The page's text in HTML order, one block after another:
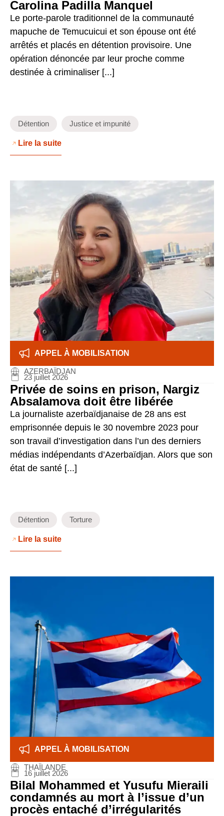
Carolina Padilla Manquel
Le porte-parole traditionnel de la communauté
mapuche de Temucuicui et son épouse ont été
arrêtés et placés en détention provisoire. Une
opération dénoncée par leur proche comme
destinée à criminaliser [...]
Détention Justice et impunité
Lire la suite
APPEL À MOBILISATION
AZERBAÏDJAN
23 juillet 2026
Privée de soins en prison, Nargiz
Absalamova doit être libérée
La journaliste azerbaïdjanaise de 28 ans est
emprisonnée depuis le 30 novembre 2023 pour
son travail d’investigation dans l’un des derniers
médias indépendants d’Azerbaïdjan. Alors que son
état de santé [...]
Détention Torture
Lire la suite
APPEL À MOBILISATION
THAÏLANDE
16 juillet 2026
Bilal Mohammed et Yusufu Mieraili
condamnés au mort à l’issue d’un
procès entaché d’irrégularités